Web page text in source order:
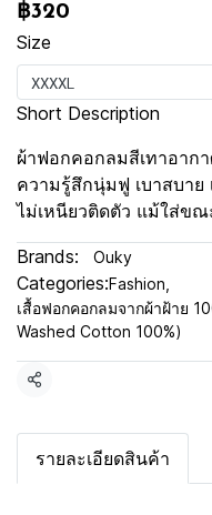
฿320
Size
XXXXL
Short Description
ผ้าฟอกคอกลมสีเทาอาก
ความรู้สึกนุ่มฟู เบาสบาย
ไม่เหนียวติดตัว แม้ใส่ขณ
Brands: Ouky
Categories:Fashion
เสื้อฟอกคอกลมจากผ้าฝ้าย
Washed Cotton 100%)
Share
รายละเอียดสินค้า